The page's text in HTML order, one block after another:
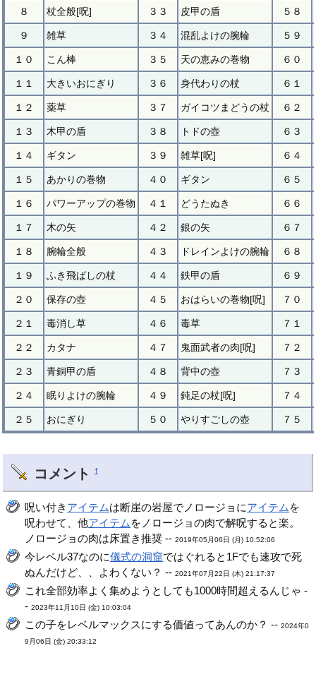
８ 杖全般[呪] ３３ 皮甲の盾 ５８
９ 雑草 ３４ 混乱よけの腕輪 ５９
１０ こん棒 ３５ 天の恵みの巻物 ６０
１１ 大きいおにぎり ３６ 身代わりの杖 ６１
１２ 薬草 ３７ ガイコツまどうの杖 ６２
１３ 木甲の盾 ３８ トドの壺 ６３
１４ ギタン ３９ 雑草[呪] ６４
１５ あかりの巻物 ４０ ギタン ６５
１６ パワーアップの巻物 ４１ どうたぬき ６６
１７ 木の矢 ４２ 銀の矢 ６７
１８ 腕輪全般 ４３ ドレインよけの腕輪 ６８
１９ ふき飛ばしの杖 ４４ 鉄甲の盾 ６９
２０ 保存の壺 ４５ おはらいの巻物[呪] ７０
２１ 毒消し草 ４６ 毒草 ７１
２２ カタナ ４７ 鬼面武者の肉[呪] ７２
２３ 青銅甲の盾 ４８ 背中の壺 ７３
２４ 眠りよけの腕輪 ４９ 鈍足の杖[呪] ７４
２５ おにぎり ５０ やりすごしの壺 ７５
コメント †
呪い付き アイテムは断崖の岩屋でノロージョにアイテム を
呪わせて、他アイテム をノロージョの肉で解呪すると楽。
ノロージョの肉は床置き推奨 --2019年05月06日 (月) 10:52:06
今レベル37なのに儀式の洞窟ではぐれると1Fでも速攻で死
ぬんだけど、、よわくない？ --2021年07月22日 (木) 21:17:37
これ全部効率よく集めようとしても1000時間超えるんじゃ -
-2023年11月10日 (金) 10:03:04
この子をレベルマックスにする価値ってあんのか？ --2024年0
9月06日 (金) 20:33:12